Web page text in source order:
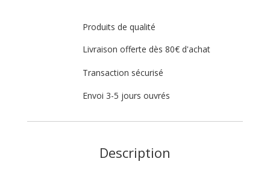
Produits de qualité
Livraison offerte dès 80€ d'achat
Transaction sécurisé
Envoi 3-5 jours ouvrés
Description